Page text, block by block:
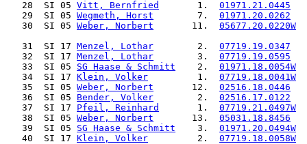
   28  SI 05
Vitt, Bernfried
       1.
01971.21.0445
   29  SI 05
Wegmeth, Horst
        7.
01971.20.0262
   30  SI 05
Weber, Norbert
       11.
05677.20.0220W
   31  SI 17
Menzel, Lothar
        2.
07719.19.0347
   32  SI 17
Menzel, Lothar
        3.
07719.19.0595
   33  SI 05
SG Haase & Schmitt
    2.
01971.18.0054W
   34  SI 17
Klein, Volker
         1.
07719.18.0041W
   35  SI 05
Weber, Norbert
       12.
02516.18.0446
   36  SI 05
Bender, Volker
        2.
02516.17.0122
   37  SI 17
Pfeil, Reinhard
       1.
07719.21.0497W
   38  SI 05
Weber, Norbert
       13.
05031.18.8456
   39  SI 05
SG Haase & Schmitt
    3.
01971.20.0494W
   40  SI 17
Klein, Volker
         2.
07719.18.0058W